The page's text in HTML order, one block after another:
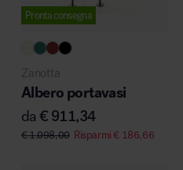
Pronta consegna
Zanotta
Albero portavasi
da€ 911,34
€1.098,00 Risparmi€186,66